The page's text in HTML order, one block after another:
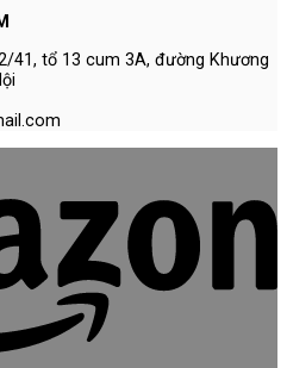
41, tổ 13 cum 3A, đường Khương